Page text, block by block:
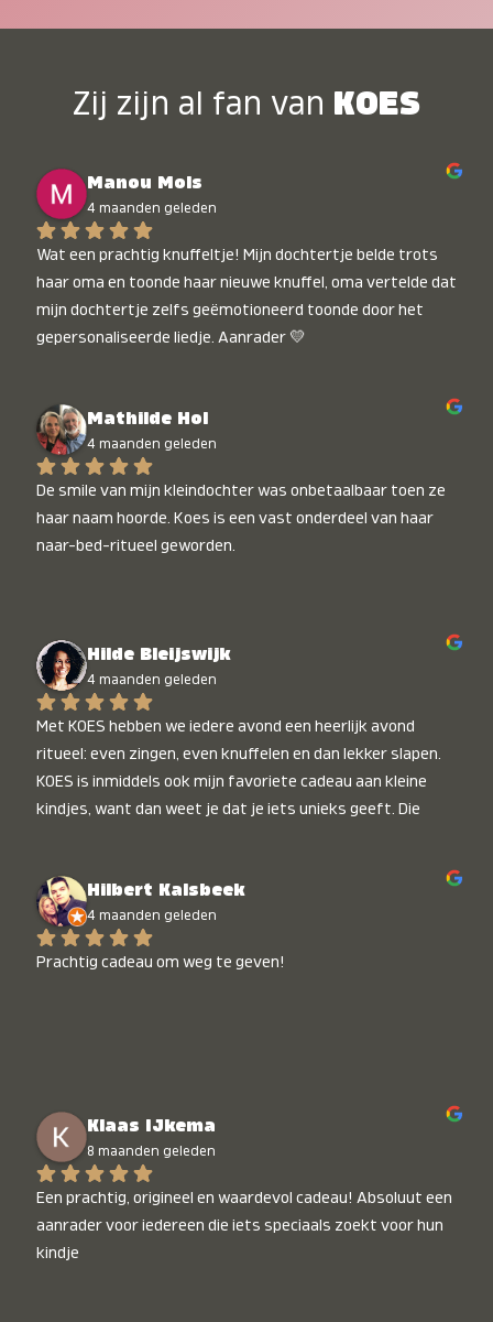
Zij zijn al fan van KOES
Manou Mols
4 maanden geleden
Wat een prachtig knuffeltje! Mijn dochtertje belde trots
haar oma en toonde haar nieuwe knuffel, oma vertelde dat
mijn dochtertje zelfs geëmotioneerd toonde door het
gepersonaliseerde liedje. Aanrader 💛
Mathilde Hol
4 maanden geleden
De smile van mijn kleindochter was onbetaalbaar toen ze
haar naam hoorde. Koes is een vast onderdeel van haar
naar-bed-ritueel geworden.
Hilde Bleijswijk
4 maanden geleden
Met KOES hebben we iedere avond een heerlijk avond
ritueel: even zingen, even knuffelen en dan lekker slapen.
KOES is inmiddels ook mijn favoriete cadeau aan kleine
kindjes, want dan weet je dat je iets unieks geeft. Die
Hilbert Kalsbeek
4 maanden geleden
Prachtig cadeau om weg te geven!
Klaas IJkema
8 maanden geleden
Een prachtig, origineel en waardevol cadeau! Absoluut een
aanrader voor iedereen die iets speciaals zoekt voor hun
kindje